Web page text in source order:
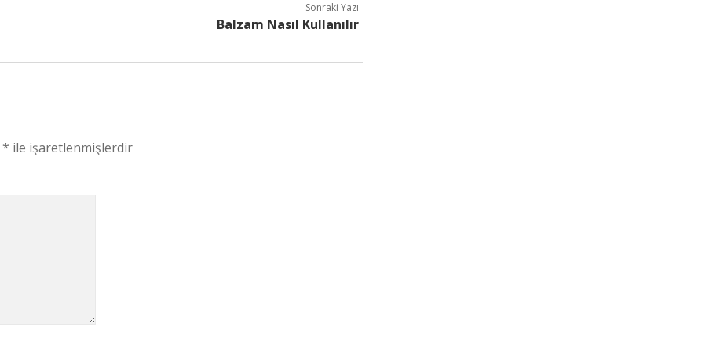
Sonraki Yazı
Balzam Nasıl Kullanılır
* ile işaretlenmişlerdir